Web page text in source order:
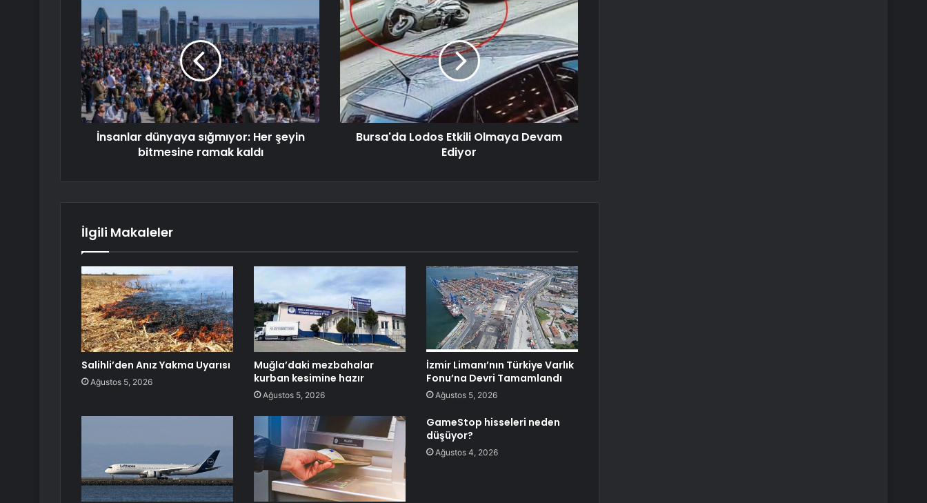
İnsanlar dünyaya sığmıyor: Her şeyin
bitmesine ramak kaldı
Bursa'da Lodos Etkili Olmaya Devam
Ediyor
İlgili Makaleler
Salihli’den Anız Yakma Uyarısı
Ağustos 5, 2026
Muğla’daki mezbahalar
kurban kesimine hazır
Ağustos 5, 2026
İzmir Limanı’nın Türkiye Varlık
Fonu’na Devri Tamamlandı
Ağustos 5, 2026
GameStop hisseleri neden
düşüyor?
Ağustos 4, 2026